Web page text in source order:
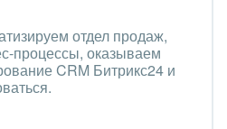
отдел продаж,
процессы, оказываем
CRM Битрикс24 и